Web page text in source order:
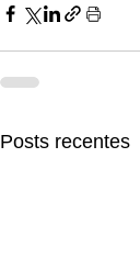
Posts recentes